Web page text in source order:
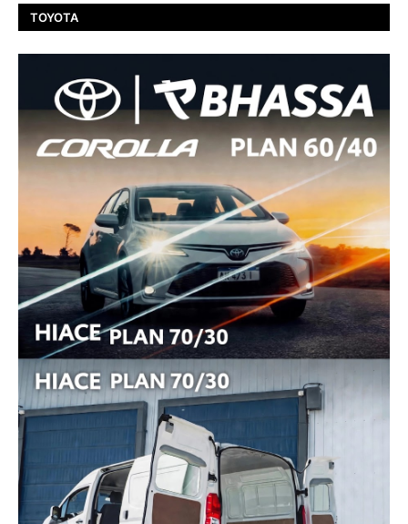
TOYOTA